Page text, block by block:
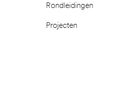
Rondleidingen
Projecten